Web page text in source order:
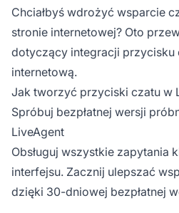
Chciałbyś wdrożyć wsparcie
stronie internetowej? Oto
dotyczący integracji przycisku
internetową.
Jak tworzyć przyciski czatu w
Spróbuj bezpłatnej wersji
LiveAgent
Obsługuj wszystkie zapytania
interfejsu. Zacznij ulepszać
dzięki 30-dniowej bezpłatnej